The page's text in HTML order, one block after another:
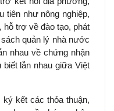
tiên như nông nghiệp,
trợ về đào tạo, phát
quản lý nhà nước
nhau về chứng nhận
lẫn nhau giữa Việt
kết các thỏa thuận,